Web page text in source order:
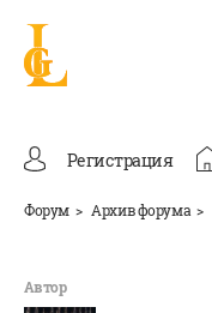
Регистрация
Форум Архив форума